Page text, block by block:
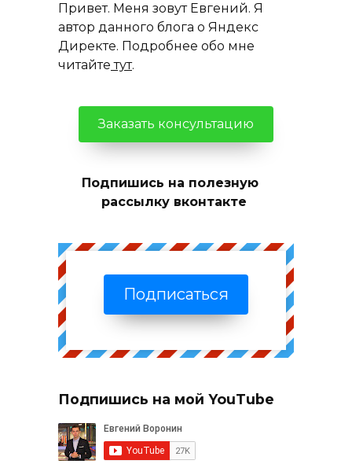
Привет. Меня зовут Евгений. Я
автор данного блога о Яндекс
Директе. Подробнее обо мне
читайте тут.
Заказать консультацию
Подпишись на полезную
рассылку вконтакте
Подписаться
Подпишись на мой YouTube